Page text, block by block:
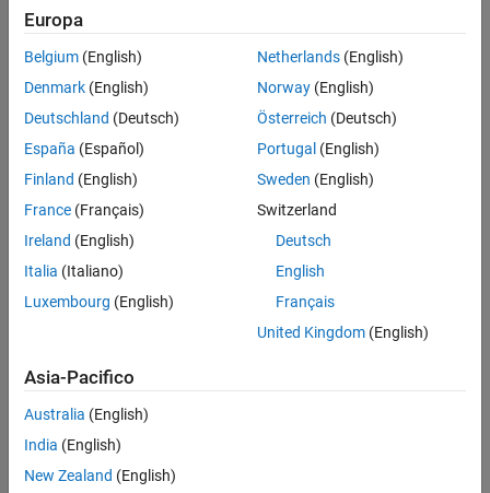
ulteriori informazioni, vedere:Model Advisor Checks for MAB
Modeling Guidelines
Model Advisor Checks for JMAAB Modeling
Guidelines
Categorie
Nomi di linee del segnale, blocchi e sottosistemi
Simulink
Aspetto del diagramma del modello di Simulink, segnali, blocchi e
schemi di modellazione
Stateflow
Aspetto, dati, schemi e utilizzo della funzione MATLAB
Informazioni complementari
Check)
Europa
Belgium (English)
Denmark (English)
Deutschland (Deutsch)
España (Español)
Finland (English)
France (Français)
Ireland (English)
Italia (Italiano)
Luxembourg (English)
Netherlands(English)
Norway(English)
Österreich (Deutsch)
Portugal (English)
Sweden (English)
Switzerland
Deutsch
English
Français
United Kingdom(English)
Asia-Pacifico
Australia (English)
India (English)
New Zealand (English)